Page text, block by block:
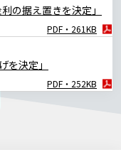
の据え置きを決定」
PDF・261KB
を決定」
PDF・252KB
決定」